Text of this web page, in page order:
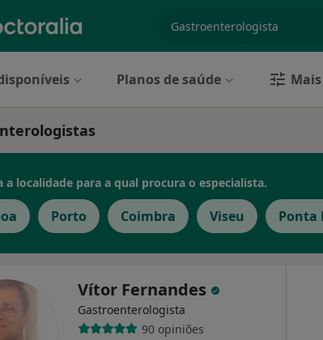
Planos de saúde
a localidade para a qual procura o especialista.
Porto Coimbra Viseu Ponta
Vítor Fernandes
Gastroenterologista
90 opiniões